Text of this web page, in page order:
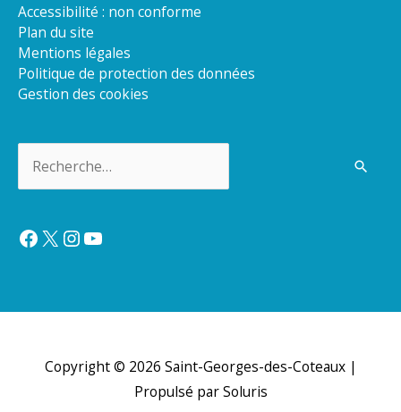
Accessibilité : non conforme
Plan du site
Mentions légales
Politique de protection des données
Gestion des cookies
Facebook
X Instagram
YouTube
Copyright © 2026 Saint-Georges-des-Coteaux|
Propulsé par Soluris